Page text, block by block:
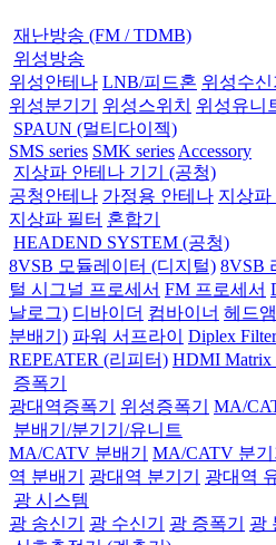
재난방송 (FM / TDMB)
위성방송
위성안테나 LNB/피드혼 위성수신
위성분기기
위성스위치 위성유니
SPAUN (멀티다이젝)
SMS series SMK series Accessory
지상파 안테나 기기 (공청)
공청안테나 가정용 안테나 지상파
지상파 필터 혼합기
HEADEND SYSTEM (공청)
8VSB 모듈레이터 (디지털) 8VSB
털 시그널 프로세서 FM 프로세서
날로그) 디바이더 컴바이너 헤드
분배기) 파워 서프라이 Diplex Filter
REPEATER (리피터) HDMI Matrix
증폭기
광대역증폭기
위성증폭기
MA/
분배기/분기기/유니트
MA/CATV 분배기
MA/CATV 분기
역 분배기
광대역 분기기
광대역
광 시스템
광 송신기
광 수신기 광 증폭기
광